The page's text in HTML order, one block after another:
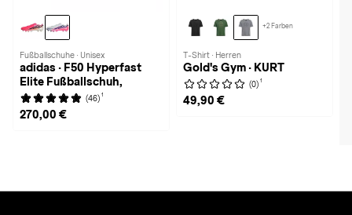
Fußballschuhe · Unisex
adidas · F50 Hyperfast
Elite Fußballschuh,
(46) 1
270,00 €
+2 Farben
T-Shirt · Herren
Gold's Gym · KURT
(0) 1
49,90 €